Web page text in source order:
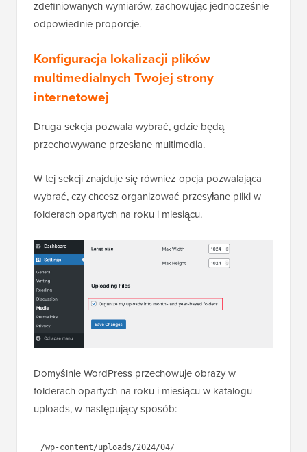
zdefiniowanych wymiarów, zachowując jednocześnie
odpowiednie proporcje.
Konfiguracja lokalizacji plików
multimedialnych Twojej strony
internetowej
Druga sekcja pozwala wybrać, gdzie będą
przechowywane przesłane multimedia.
W tej sekcji znajduje się również opcja pozwalająca
wybrać, czy chcesz organizować przesyłane pliki w
folderach opartych na roku i miesiącu.
Domyślnie WordPress przechowuje obrazy w
folderach opartych na roku i miesiącu w katalogu
uploads, w następujący sposób:
/wp-content/uploads/2024/04/